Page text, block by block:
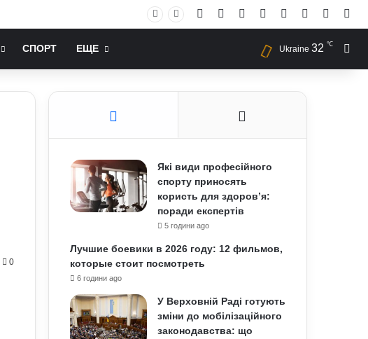
Facebook YouTubeInstagram
RSS Log In
СПОРТ ЕЩЕ Ukraine 32 ℃
0
Які види професійного
спорту приносять
користь для здоров’я:
поради експертів
5 години ago
Лучшие боевики в 2026 году: 12 фильмов,
которые стоит посмотреть
6 години ago
У Верховній Раді готують
зміни до мобілізаційного
законодавства: що